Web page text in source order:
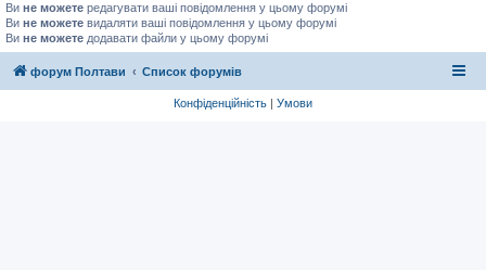
Ви не можете редагувати ваші повідомлення у цьому форумі
Ви не можете видаляти ваші повідомлення у цьому форумі
Ви не можете додавати файли у цьому форумі
форум Полтави Список форумів
Конфіденційність | Умови